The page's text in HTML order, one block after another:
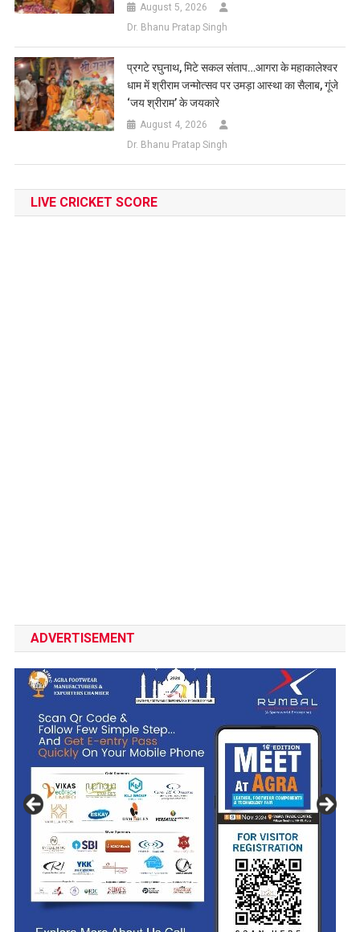
August 5, 2026
Dr. Bhanu Pratap Singh
प्रगटे रघुनाथ, मिटे सकल संताप…आगरा के महाकालेश्वर
धाम में श्रीराम जन्मोत्सव पर उमड़ा आस्था का सैलाब, गूंजे
‘जय श्रीराम’ के जयकारे
August 4, 2026
Dr. Bhanu Pratap Singh
LIVE CRICKET SCORE
ADVERTISEMENT